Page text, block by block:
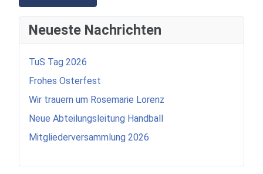
Neueste Nachrichten
TuS Tag 2026
Frohes Osterfest
Wir trauern um Rosemarie Lorenz
Neue Abteilungsleitung Handball
Mitgliederversammlung 2026